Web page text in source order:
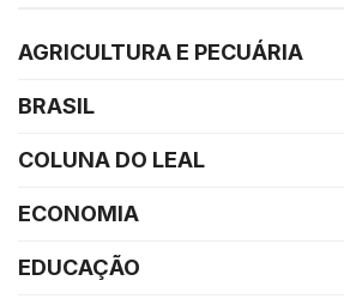
AGRICULTURA E PECUÁRIA
BRASIL
COLUNA DO LEAL
ECONOMIA
EDUCAÇÃO